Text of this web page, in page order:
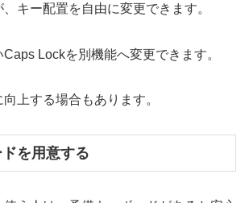
、キー配置を自由に変更できます。
Lockを別機能へ変更できます。
上する場合もあります。
を用意する